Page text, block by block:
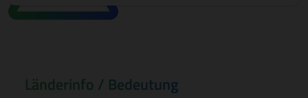
Länderinfo / Bedeutung